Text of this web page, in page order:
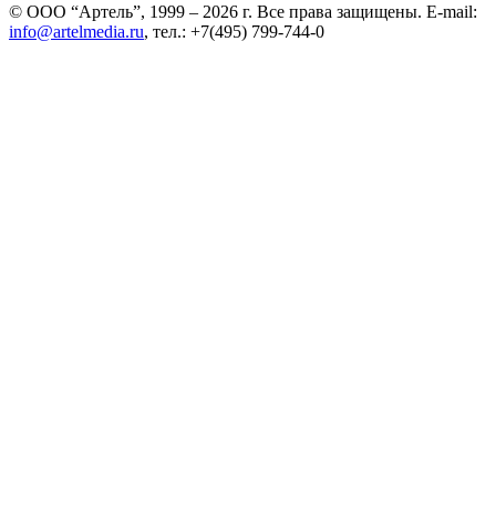
© ООО “Артель”, 1999 – 2026 г. Все права защищены. E-mail:
info@artelmedia.ru, тел.: +7(495) 799-744-0